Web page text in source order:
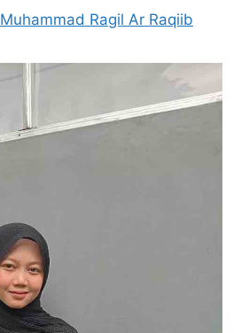
Muhammad Ragil Ar Raqiib